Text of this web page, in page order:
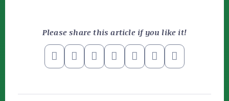
Please share this article if you like it!